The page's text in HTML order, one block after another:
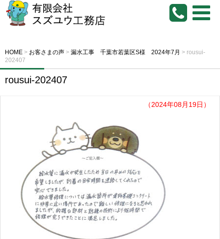
HOME > お客さまの声 > 漏水工事 千葉市若葉区S様 2024年7月 > rousui-
202407
rousui-202407
（2024年08月19日）